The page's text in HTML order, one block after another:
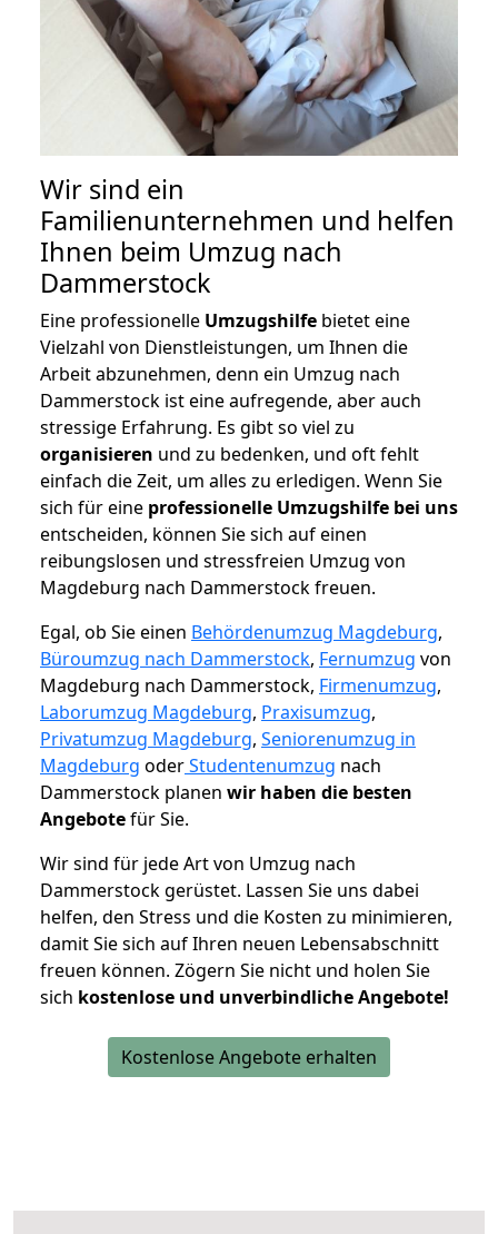
Wir sind ein
Familienunternehmen und helfen
Ihnen beim Umzug nach
Dammerstock
Eine professionelle Umzugshilfe bietet eine
Vielzahl von Dienstleistungen, um Ihnen die
Arbeit abzunehmen, denn ein Umzug nach
Dammerstock ist eine aufregende, aber auch
stressige Erfahrung. Es gibt so viel zu
organisieren und zu bedenken, und oft fehlt
einfach die Zeit, um alles zu erledigen. Wenn Sie
sich für eine professionelle Umzugshilfe bei uns
entscheiden, können Sie sich auf einen
reibungslosen und stressfreien Umzug von
Magdeburg nach Dammerstock freuen.
Egal, ob Sie einen Behördenumzug Magdeburg,
Büroumzug nach Dammerstock, Fernumzug von
Magdeburg nach Dammerstock, Firmenumzug,
Laborumzug Magdeburg, Praxisumzug,
Privatumzug Magdeburg, Seniorenumzug in
Magdeburg oderStudentenumzug nach
Dammerstock planen wir haben die besten
Angebotefür Sie.
Wir sind für jede Art von Umzug nach
Dammerstock gerüstet. Lassen Sie uns dabei
helfen, den Stress und die Kosten zu minimieren,
damit Sie sich auf Ihren neuen Lebensabschnitt
freuen können. Zögern Sie nicht und holen Sie
sich kostenlose und unverbindliche Angebote!
Kostenlose Angebote erhalten